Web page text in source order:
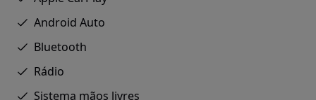
Android Auto
Bluetooth
Rádio
Sistema mãos livres